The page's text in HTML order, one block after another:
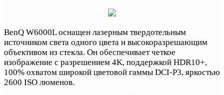
BenQ W6000L оснащен лазерным твердотельным
источником света одного цвета и высокоразрешающим
объективом из стекла. Он обеспечивает четкое
изображение с разрешением 4K, поддержкой HDR10+,
100% охватом широкой цветовой гаммы DCI-P3, яркостью
2600 ISO люменов.